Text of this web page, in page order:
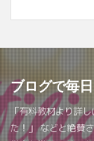
ブログで毎
「有料教材より詳
た！」 などと絶賛